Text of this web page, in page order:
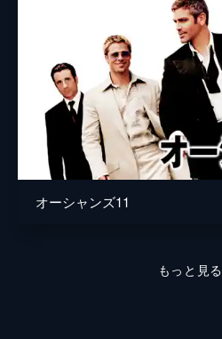
オーシャンズ11
もっと見る